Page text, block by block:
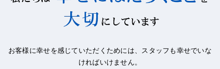
お客様に幸せを感じていただくためには、スタッフも幸せでいな
ければいけません。